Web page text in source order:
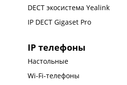
DECT экосистема Yealink
IP DECT Gigaset Pro
IP телефоны
Настольные
Wi-Fi-телефоны